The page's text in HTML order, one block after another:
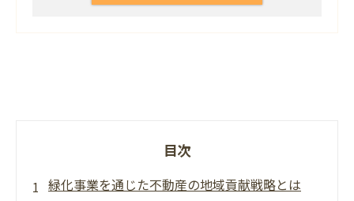
目次
緑化事業を通じた不動産の地域貢献戦略とは